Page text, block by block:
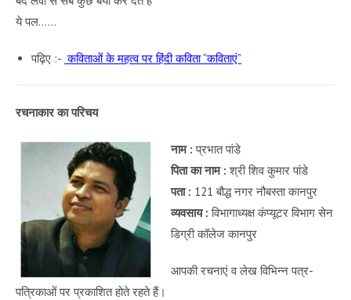
ये पल……
पढ़िए :- कविताओं के महत्व पर हिंदी कविता “कविताएं”
रचनाकार का परिचय
नाम : प्रभात पांडे
पिता का नाम : श्री शिव कुमार पांडे
पता : 121 बौद्ध नगर नौबस्ता कानपुर
व्यवसाय : विभागाध्यक्ष कंप्यूटर विभाग सेन
डिग्री कॉलेज कानपुर
आपकी रचनाएं व लेख विभिन्न पत्र-
पत्रिकाओं पर प्रकाशित होते रहते हैं।